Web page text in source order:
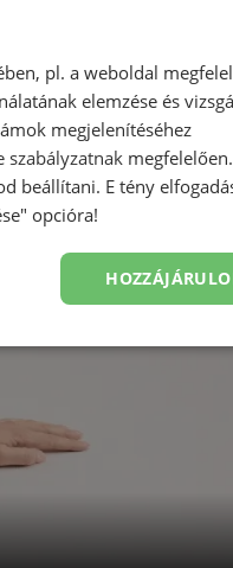
pl. a weboldal
elemzése és
megjelenítéséhez
szabályzatnak
beállítani. E tény
opcióra!